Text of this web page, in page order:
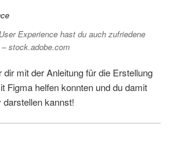
Experience hast du auch zufriedene
stock.adobe.com
mit der Anleitung für die Erstellung
Figma helfen konnten und du damit
kannst!